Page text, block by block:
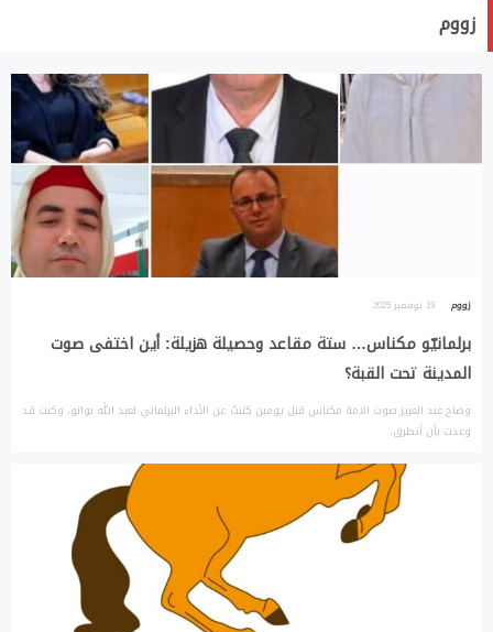
زووم
زووم 19 نوفمبر 2025
برلمانيّو مكناس… ستة مقاعد وحصيلة هزيلة: أين اختفى صوت
المدينة تحت القبة؟
وضاح عبد العزيز صوت الامة مكناس قبل يومين كتبتُ عن الأداء البرلماني لعبد الله بوانو، وكنت قد
وعدت بأن أتطرق،